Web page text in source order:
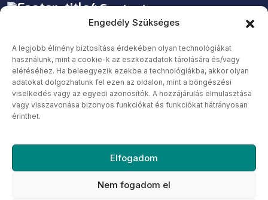
Engedély Szükséges
A legjobb élmény biztosítása érdekében olyan technológiákat
használunk, mint a cookie-k az eszközadatok tárolására és/vagy
eléréséhez. Ha beleegyezik ezekbe a technológiákba, akkor olyan
adatokat dolgozhatunk fel ezen az oldalon, mint a böngészési
viselkedés vagy az egyedi azonosítók. A hozzájárulás elmulasztása
vagy visszavonása bizonyos funkciókat és funkciókat hátrányosan
érinthet.
Elfogadom
Nem fogadom el
Contact
789 Inner Lane, Holy park,
California, USA
+(163)-2654-3564
+(163)-2654-5432
rakarinfo12@rakar.com